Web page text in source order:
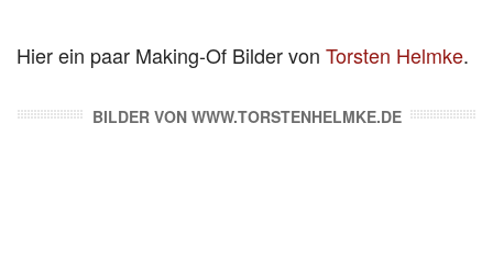
Hier ein paar Making-Of Bilder von Torsten Helmke.
BILDER VON WWW.TORSTENHELMKE.DE